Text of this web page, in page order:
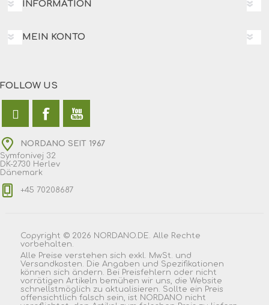
INFORMATION
MEIN KONTO
FOLLOW US
NORDANO SEIT 1967
Symfonivej 32
DK-2730 Herlev
Dänemark
+45 70208687
Copyright © 2026 NORDANO.DE. Alle Rechte
vorbehalten.
Alle Preise verstehen sich exkl. MwSt. und
Versandkosten. Die Angaben und Spezifikationen
können sich ändern. Bei Preisfehlern oder nicht
vorrätigen Artikeln bemühen wir uns, die Website
schnellstmöglich zu aktualisieren. Sollte ein Preis
offensichtlich falsch sein, ist NORDANO nicht